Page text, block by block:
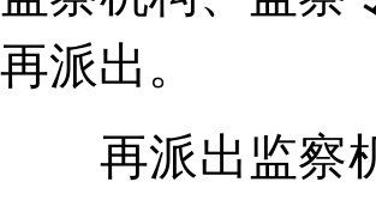
再派出。
再派出监察机